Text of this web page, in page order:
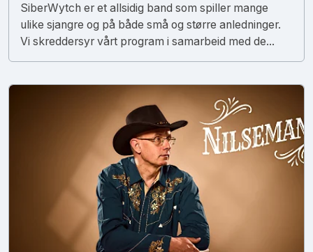
SiberWytch er et allsidig band som spiller mange
ulike sjangre og på både små og større anledninger.
Vi skreddersyr vårt program i samarbeid med de...